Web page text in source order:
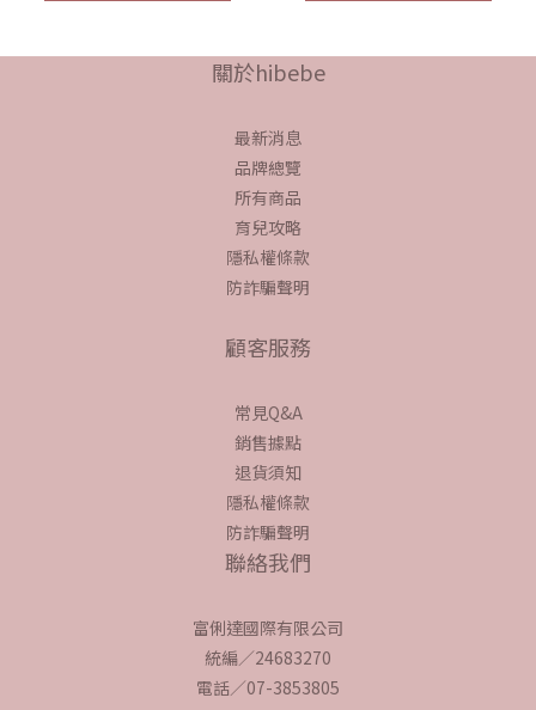
關於hibebe
最新消息
品牌總覽
所有商品
育兒攻略
隱私權條款
防詐騙聲明
顧客服務
常見Q&A
銷售據點
退貨須知
隱私權條款
防詐騙聲明
聯絡我們
富俐達國際有限公司
統編／24683270
電話／07-3853805